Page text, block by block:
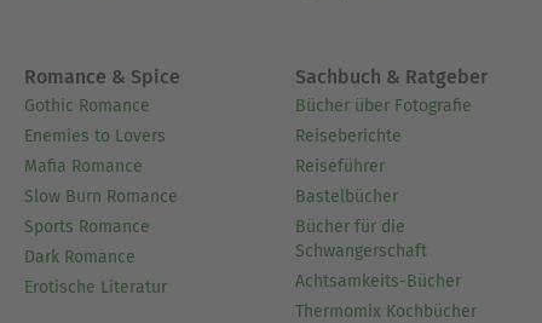
Romance & Spice
Gothic Romance
Enemies to Lovers
Mafia Romance
Slow Burn Romance
Sports Romance
Dark Romance
Erotische Literatur
Sachbuch & Ratgeber
Bücher über Fotografie
Reiseberichte
Reiseführer
Bastelbücher
Bücher für die
Schwangerschaft
Achtsamkeits-Bücher
Thermomix Kochbücher